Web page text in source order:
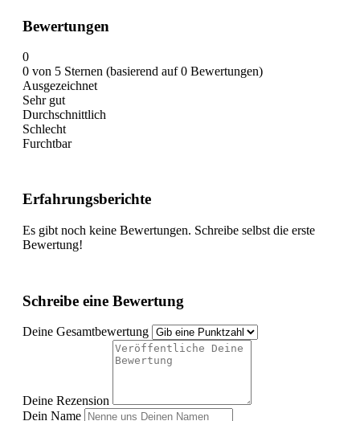
Bewertungen
0
0 von 5 Sternen (basierend auf 0 Bewertungen)
Ausgezeichnet
Sehr gut
Durchschnittlich
Schlecht
Furchtbar
Erfahrungsberichte
Es gibt noch keine Bewertungen. Schreibe selbst die erste
Bewertung!
Schreibe eine Bewertung
Deine Gesamtbewertung
Deine Rezension
Dein Name